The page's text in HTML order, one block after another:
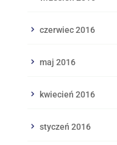
czerwiec 2016
maj 2016
kwiecień 2016
styczeń 2016